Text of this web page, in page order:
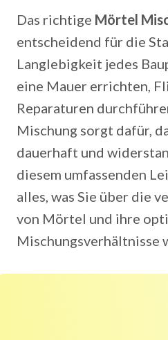
Das richtige Mörtel
entscheidend für die
Langlebigkeit jedes
eine Mauer errichten,
Reparaturen
Mischung sorgt dafür,
dauerhaft und
diesem umfassenden
alles, was Sie über die
von Mörtel und ihre
Mischungsverhältnisse